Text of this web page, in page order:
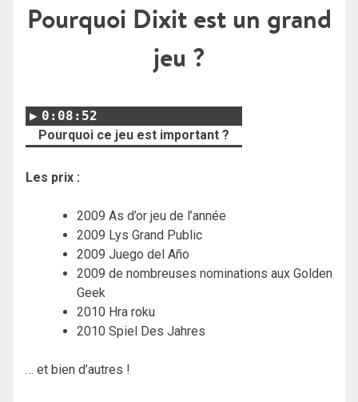
Pourquoi Dixit est un grand
jeu ?
0:08:52
Pourquoi ce jeu est important ?
Les prix :
2009 As d’or jeu de l’année
2009 Lys Grand Public
2009 Juego del Año
2009 de nombreuses nominations aux Golden
Geek
2010 Hra roku
2010 Spiel Des Jahres
… et bien d’autres !